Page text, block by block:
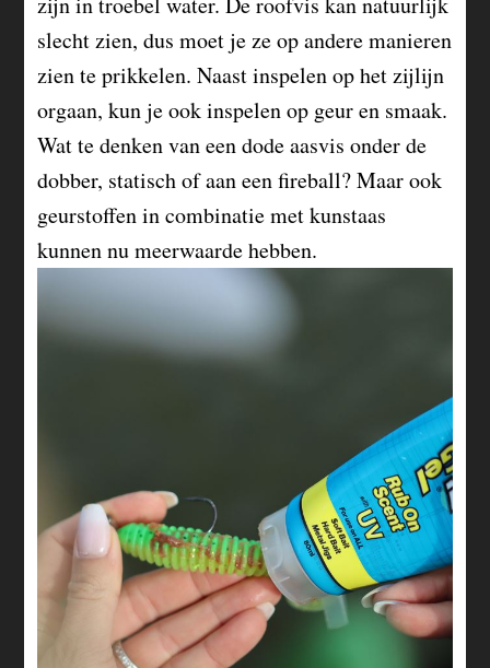
slecht zien, dus moet je ze op andere manieren
zien te prikkelen. Naast inspelen op het zijlijn
orgaan, kun je ook inspelen op geur en smaak.
Wat te denken van een dode aasvis onder de
dobber, statisch of aan een fireball? Maar ook
geurstoffen in combinatie met kunstaas
kunnen nu meerwaarde hebben.